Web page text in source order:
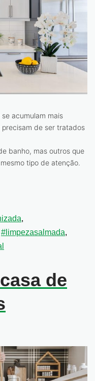
acumulam mais
de ser tratados
banho, mas outros que
tipo de atenção.
,
#limpezasalmada,
de